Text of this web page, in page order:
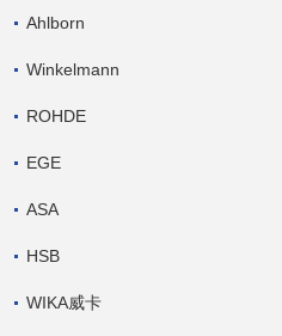
Ahlborn
Winkelmann
ROHDE
EGE
ASA
HSB
WIKA威卡